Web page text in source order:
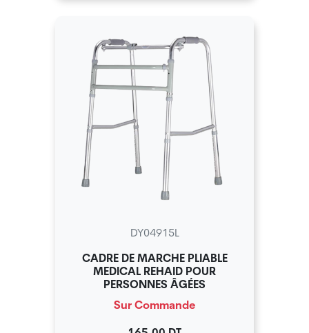
DY04915L
CADRE DE MARCHE PLIABLE
MEDICAL REHAID POUR
PERSONNES ÂGÉES
Sur Commande